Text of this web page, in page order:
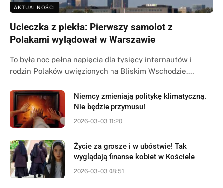
AKTUALNOŚCI
Ucieczka z piekła: Pierwszy samolot z
Polakami wylądował w Warszawie
To była noc pełna napięcia dla tysięcy internautów i
rodzin Polaków uwięzionych na Bliskim Wschodzie.…
Niemcy zmieniają politykę klimatyczną.
Nie będzie przymusu!
2026-03-03 11:20
Życie za grosze i w ubóstwie! Tak
wyglądają finanse kobiet w Kościele
2026-03-03 08:51